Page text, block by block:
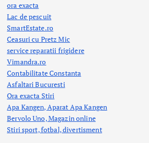
ora exacta
Lac de pescuit
SmartEstate.ro
Ceasuri cu Pretz Mic
service reparatii frigidere
Vimandra.ro
Contabilitate Constanta
Asfaltari Bucuresti
Ora exacta Stiri
Apa Kangen, Aparat Apa Kangen
Bervolo Uno, Magazin online
Stiri sport, fotbal,divertisment